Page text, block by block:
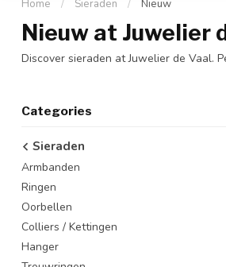
Home / Sieraden / Nieuw
Nieuw at Juwelier
Discover sieraden at Juwelier de Vaal.
Categories
Sieraden
Armbanden
Ringen
Oorbellen
Colliers / Kettingen
Hanger